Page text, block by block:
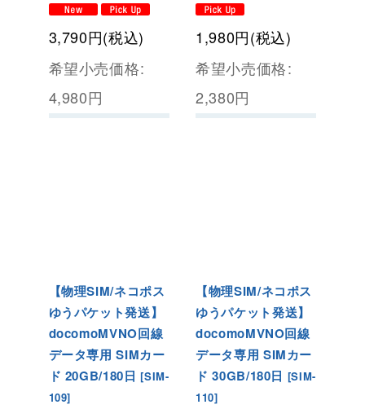
3,790円(税込)
希望小売価格:
4,980円
1,980円(税込)
希望小売価格:
2,380円
【物理SIM/ネコポス
ゆうパケット発送】
docomoMVNO回線
データ専用 SIMカー
ド 20GB/180日 [SIM-
109]
【物理SIM/ネコポス
ゆうパケット発送】
docomoMVNO回線
データ専用 SIMカー
ド 30GB/180日 [SIM-
110]